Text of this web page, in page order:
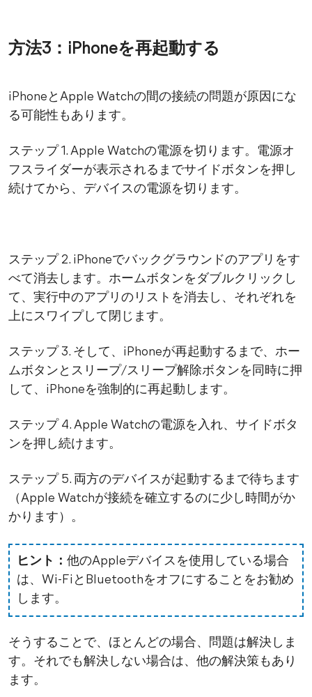
方法3：iPhoneを再起動する
iPhoneとApple Watchの間の接続の問題が原因にな
る可能性もあります。
ステップ 1. Apple Watchの電源を切ります。電源オ
フスライダーが表示されるまでサイドボタンを押し
続けてから、デバイスの電源を切ります。
ステップ 2. iPhoneでバックグラウンドのアプリをす
べて消去します。ホームボタンをダブルクリックし
て、実行中のアプリのリストを消去し、それぞれを
上にスワイプして閉じます。
ステップ 3. そして、iPhoneが再起動するまで、ホー
ムボタンとスリープ/スリープ解除ボタンを同時に押
して、iPhoneを強制的に再起動します。
ステップ 4. Apple Watchの電源を入れ、サイドボタ
ンを押し続けます。
ステップ 5. 両方のデバイスが起動するまで待ちます
（Apple Watchが接続を確立するのに少し時間がか
かります）。
ヒント： 他のAppleデバイスを使用している場合
は、Wi-FiとBluetoothをオフにすることをお勧め
します。
そうすることで、ほとんどの場合、問題は解決しま
す。それでも解決しない場合は、他の解決策もあり
ます。